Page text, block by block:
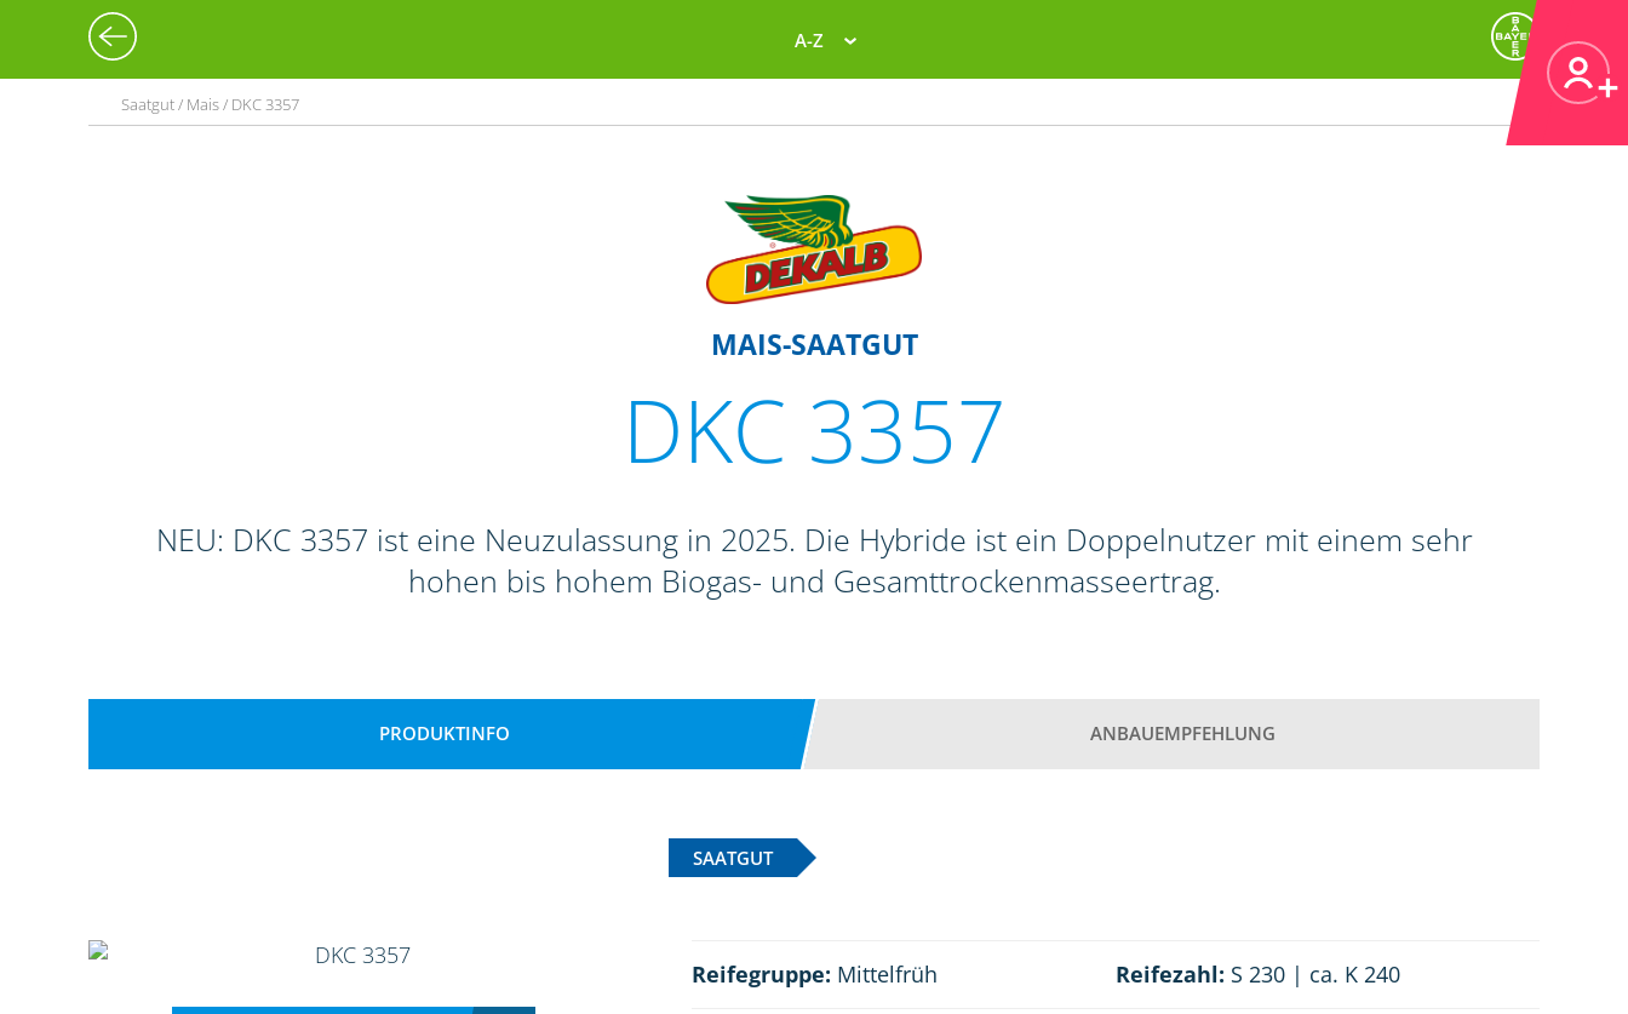
A-Z
Saatgut / Mais / DKC 3357
MAIS-SAATGUT
DKC 3357
NEU: DKC 3357 ist eine Neuzulassung in 2025. Die Hybride ist ein Doppelnutzer mit einem sehr
hohen bis hohem Biogas- und Gesamttrockenmasseertrag.
PRODUKTINFO ANBAUEMPFEHLUNG
SAATGUT
Reifegruppe: Mittelfrüh Reifezahl: S 230 | ca. K 240